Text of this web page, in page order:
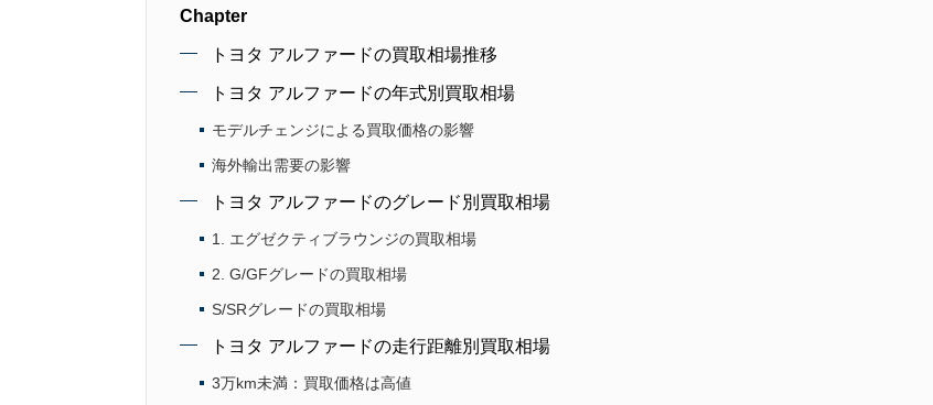
Chapter
トヨタ アルファードの買取相場推移
トヨタ アルファードの年式別買取相場
モデルチェンジによる買取価格の影響
海外輸出需要の影響
トヨタ アルファードのグレード別買取相場
1. エグゼクティブラウンジの買取相場
2. G/GFグレードの買取相場
S/SRグレードの買取相場
トヨタ アルファードの走行距離別買取相場
3万km未満：買取価格は高値